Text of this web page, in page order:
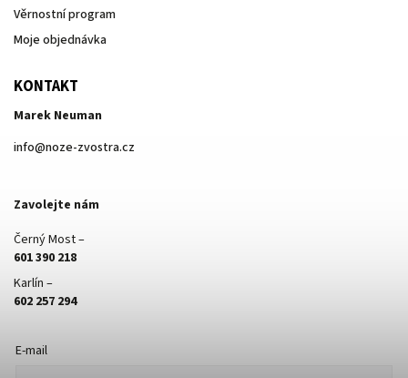
Věrnostní program
Moje objednávka
KONTAKT
Marek Neuman
info@noze-zvostra.cz
Zavolejte nám
Černý Most –
601 390 218
Karlín –
602 257 294
E-mail